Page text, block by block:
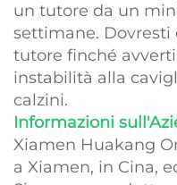
un tutore da un
settimane. Dovresti
tutore finché
instabilità alla
calzini.
Informazioni
Xiamen Huakang
a Xiamen, in Cina,